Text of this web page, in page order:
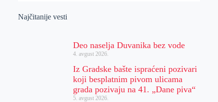
Najčitanije vesti
Deo naselja Duvanika bez vode
4. avgust 2026.
Iz Gradske bašte ispraćeni pozivari
koji besplatnim pivom ulicama
grada pozivaju na 41. „Dane piva“
5. avgust 2026.